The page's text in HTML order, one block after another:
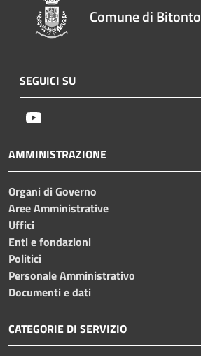
Comune di Bitonto
SEGUICI SU
AMMINISTRAZIONE
Organi di Governo
Aree Amministrative
Uffici
Enti e fondazioni
Politici
Personale Amministrativo
Documenti e dati
CATEGORIE DI SERVIZIO